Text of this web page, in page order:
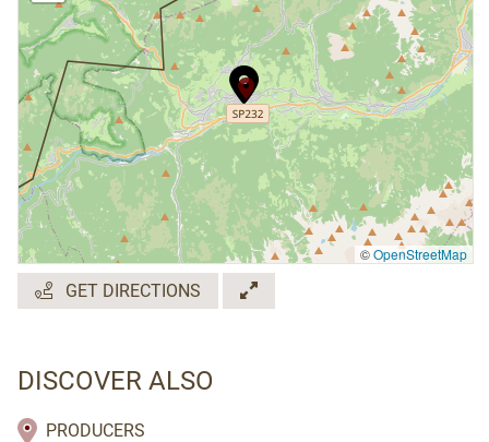
©OpenStreetMap
GET DIRECTIONS
DISCOVER ALSO
PRODUCERS